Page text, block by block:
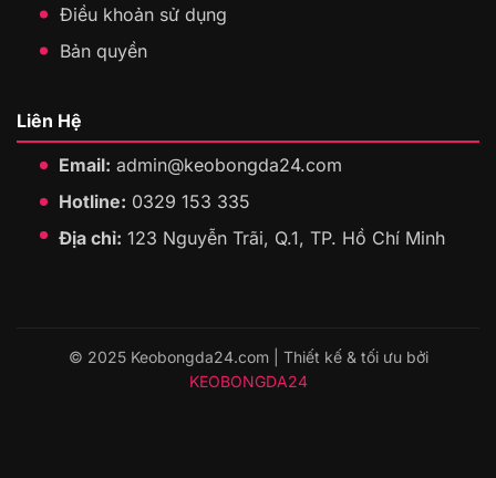
Điều khoản sử dụng
Bản quyền
Liên Hệ
Email: admin@keobongda24.com
Hotline: 0329 153 335
Địa chỉ: 123 Nguyễn Trãi, Q.1, TP. Hồ Chí Minh
© 2025 Keobongda24.com | Thiết kế & tối ưu bởi
KEOBONGDA24